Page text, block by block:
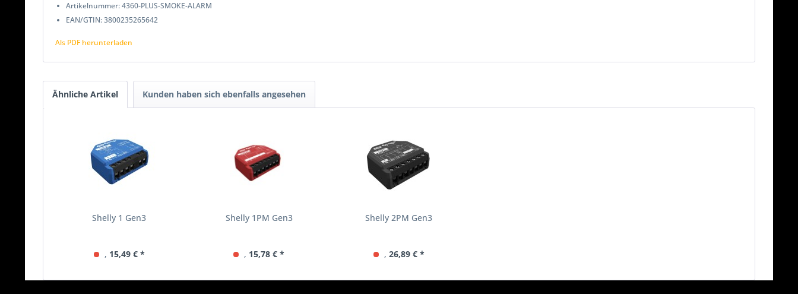
Artikelnummer: 4360-PLUS-SMOKE-ALARM
EAN/GTIN: 3800235265642
Als PDF herunterladen
Ähnliche Artikel Kunden haben sich ebenfalls angesehen
Shelly 1 Gen3
, 15,49 € *
Shelly 1PM Gen3
, 15,78 € *
Shelly 2PM Gen3
, 26,89 € *